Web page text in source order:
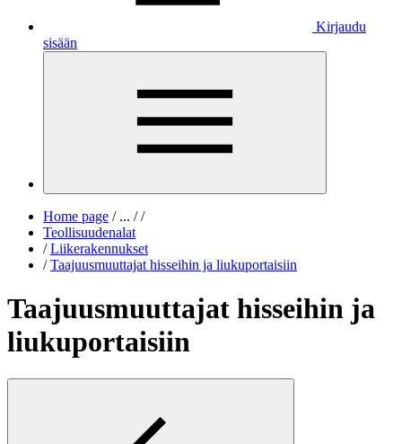
Kirjaudu
sisään
Home page /... / /
Teollisuudenalat
/ Liikerakennukset
/ Taajuusmuuttajat hisseihin ja liukuportaisiin
Taajuusmuuttajat hisseihin ja
liukuportaisiin